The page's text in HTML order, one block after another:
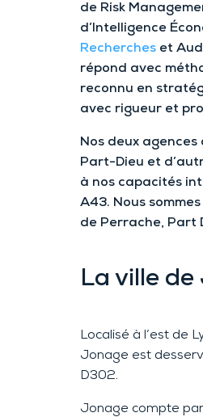
de Risk
d’Intelligence
Rechercheset
répond avec
reconnu en
avec rigueur et
Nos deux
Part-Dieu et
à nos capacités
A43. Nous
de Perrache, Part
La ville
Localisé à l’est de
Jonage est
D302.
Jonage compte